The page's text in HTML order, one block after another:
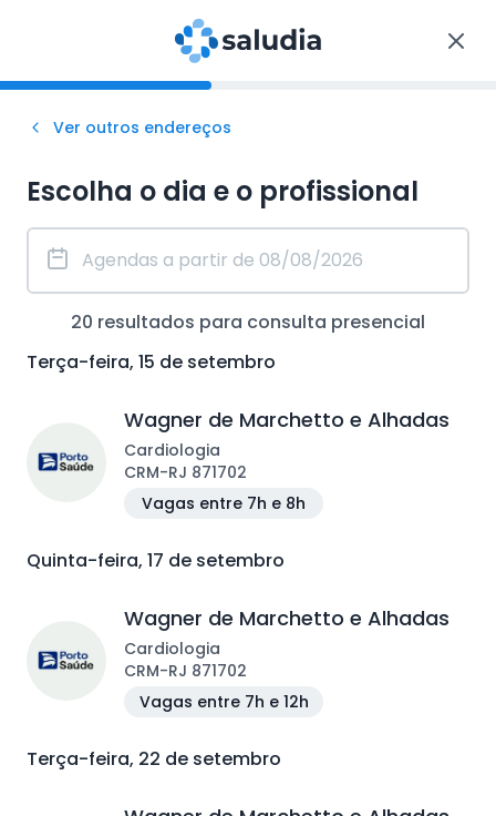
Ver outros endereços
Escolha o dia e o profissional
20 resultados para consulta presencial
Terça-feira, 15 de setembro
Wagner de Marchetto e Alhadas
Cardiologia
CRM-RJ 871702
Vagas entre 7h e 8h
Quinta-feira, 17 de setembro
Wagner de Marchetto e Alhadas
Cardiologia
CRM-RJ 871702
Vagas entre 7h e 12h
Terça-feira, 22 de setembro